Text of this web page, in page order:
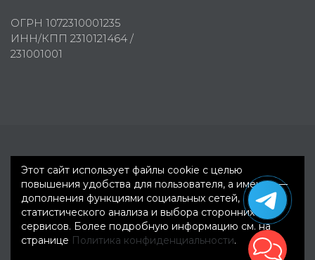
ОГРН 1072310001235
ИНН/КПП 2310121464 /
231001001
Этот сайт использует файлы cookie с целью
повышения удобства для пользователя, а именно —
дополнения функциями социальных сетей,
статистического анализа и выбора сторонних
сервисов. Более подробную информацию см. на
странице Политика конфиденциальности.